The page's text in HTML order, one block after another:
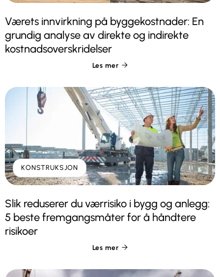
Værets innvirkning på byggekostnader: En
grundig analyse av direkte og indirekte
kostnadsoverskridelser
Les mer 
KONSTRUKSJON
Slik reduserer du værrisiko i bygg og anlegg:
5 beste fremgangsmåter for å håndtere
risikoer
Les mer 